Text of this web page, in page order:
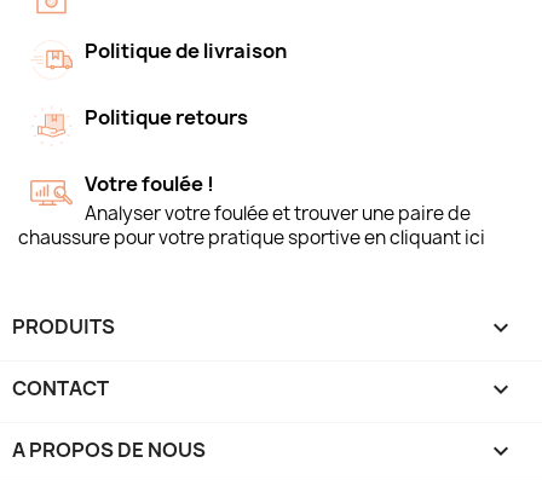
Politique de livraison
Politique retours
Votre foulée !
Analyser votre foulée et trouver une paire de
chaussure pour votre pratique sportive en cliquant ici
PRODUITS 
CONTACT 
A PROPOS DE NOUS 